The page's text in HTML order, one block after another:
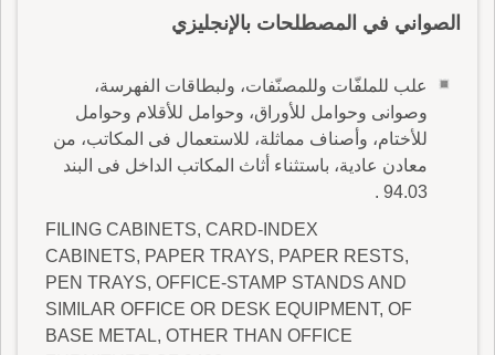
الصواني في المصطلحات بالإنجليزي
علب للملفّات وللمصنّفات، ولبطاقات الفهرسة،
وصوانى وحوامل للأوراق، وحوامل للأقلام وحوامل
للأختام، وأصناف مماثلة، للاستعمال فى المكاتب، من
معادن عادية، باستثناء أثاث المكاتب الداخل فى البند
94.03 .
FILING CABINETS, CARD-INDEX
CABINETS, PAPER TRAYS, PAPER RESTS,
PEN TRAYS, OFFICE-STAMP STANDS AND
SIMILAR OFFICE OR DESK EQUIPMENT, OF
BASE METAL, OTHER THAN OFFICE